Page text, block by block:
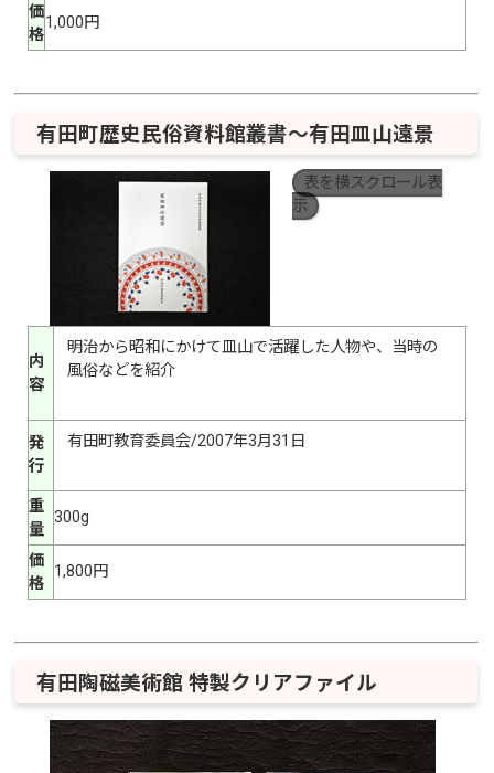
価
格
1,000円
有田町歴史民俗資料館叢書～有田皿山遠景
表を横スクロール表
示
内
容
明治から昭和にかけて皿山で活躍した人物や、当時の
風俗などを紹介
発
行
有田町教育委員会/2007年3月31日
重
量
300g
価
格
1,800円
有田陶磁美術館 特製クリアファイル